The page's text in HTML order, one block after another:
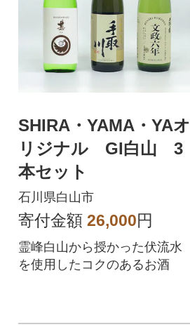
SHIRA・YAMA・YAオ
リジナル GI白山 3
本セット
石川県白山市
寄付金額 26,000円
霊峰白山から授かった伏流水
を使用したコクのあるお酒